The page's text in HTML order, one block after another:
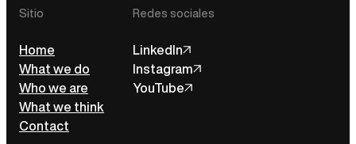
Sitio
Home
What we do
Who we are
What we think
Contact
Redes sociales
LinkedIn
Instagram
YouTube